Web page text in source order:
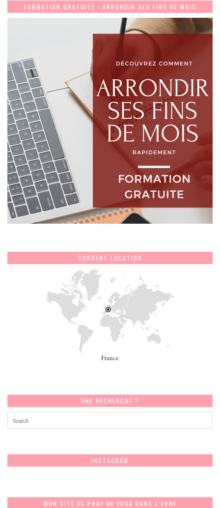
FORMATION GRATUITE : ARRONDIR SES FINS DE MOIS
CURRENT LOCATION
France
UNE RECHERCHE ?
INSTAGRAM
MON SITE DE PROF DE YOGA DANS L’EURE